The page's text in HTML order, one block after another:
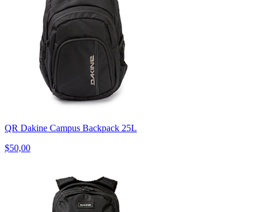
QR Dakine Campus Backpack 25L
$50,00